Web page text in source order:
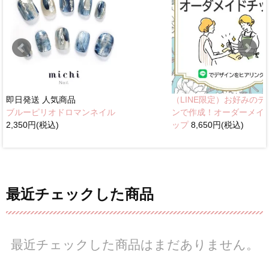
即日発送 人気商品
ブルーピリオドロマンネイル
2,350円(税込)
（LINE限定）お好みのデ
ンで作成！オーダーメイ
ップ8,650円(税込)
最近チェックした商品
最近チェックした商品はまだありません。